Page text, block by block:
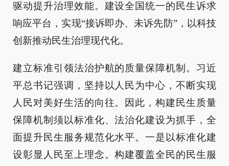
驱动提升治理效能。建设全国统一的民生诉求
响应平台，实现“接诉即办、未诉先防”，以科技
创新推动民生治理现代化。
建立标准引领法治护航的质量保障机制。习近
平总书记强调，坚持以人民为中心，不断实现
人民对美好生活的向往。因此，构建民生质量
保障机制须以标准化、法治化建设为抓手，全
面提升民生服务规范化水平。一是以标准化建
设彰显人民至上理念。构建覆盖全民的民生服